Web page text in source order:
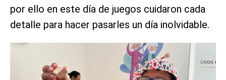
por ello en este día de juegos cuidaron cada
detalle para hacer pasarles un día inolvidable.